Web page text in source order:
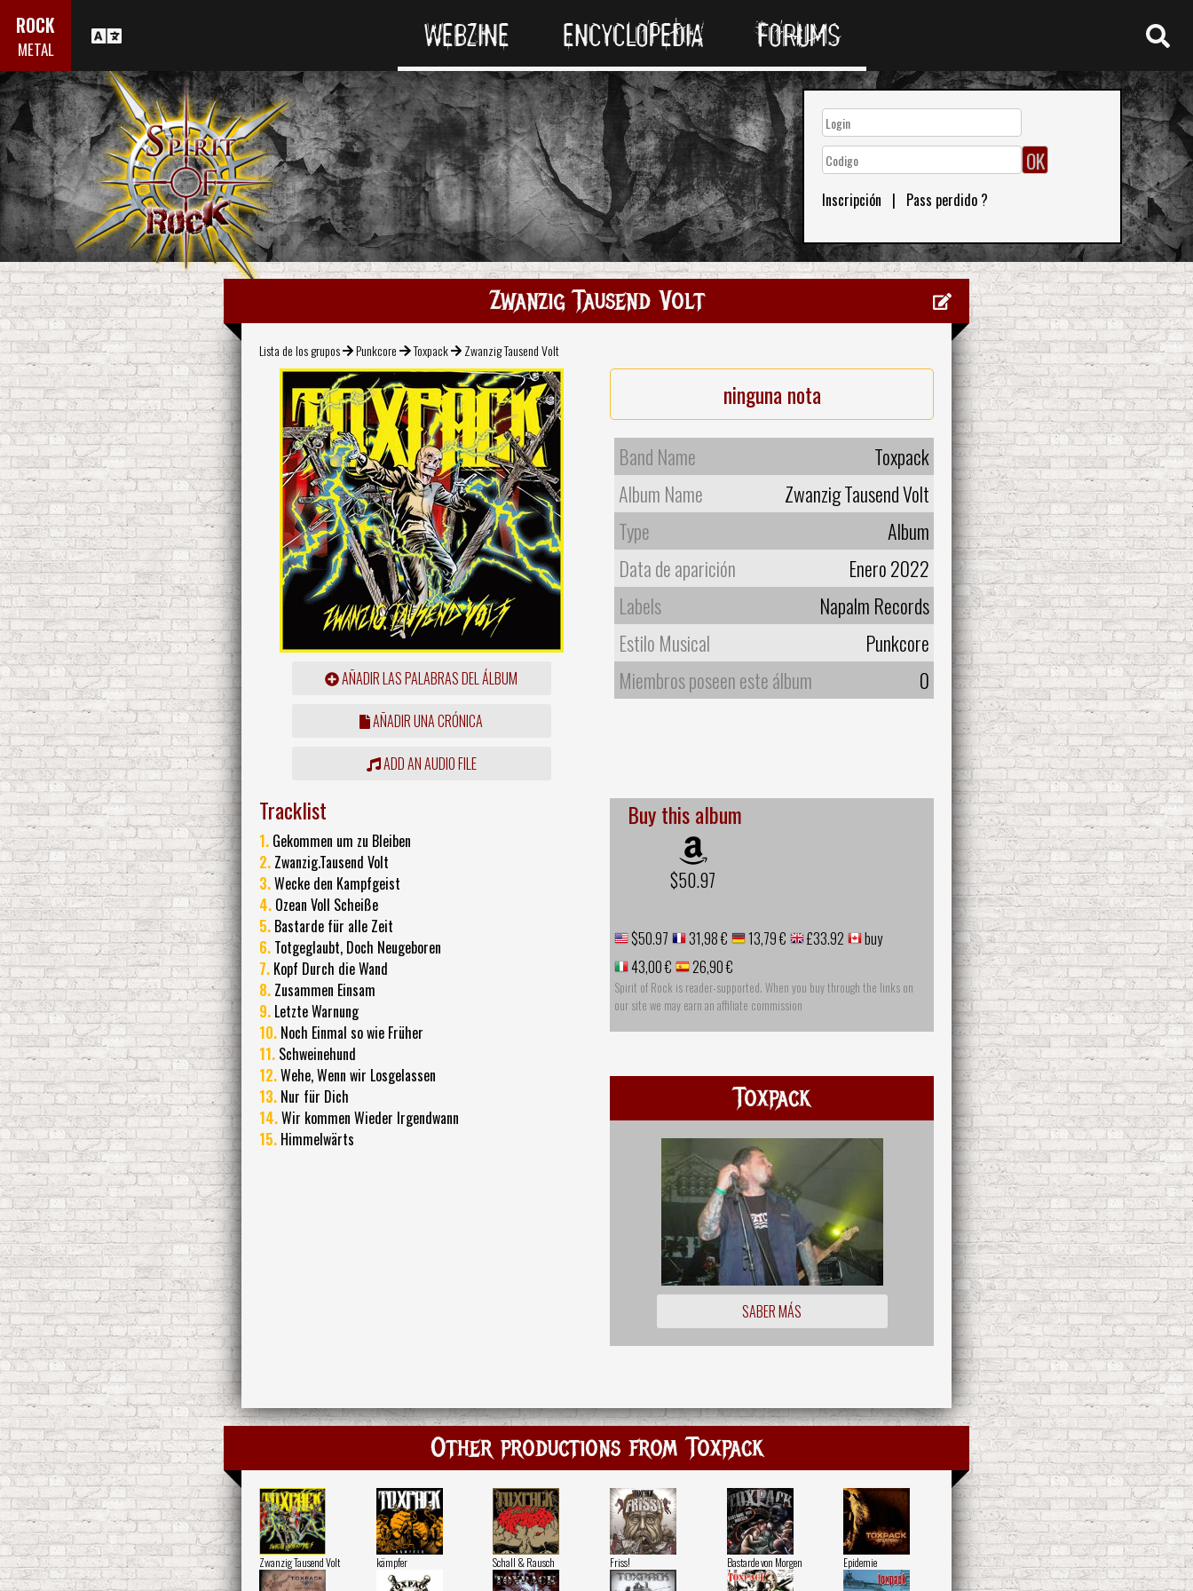
ROCK
METAL WEBZINE ENCYCLOPEDIA FORUMS
Inscripción | Pass perdido ?
Zwanzig Tausend Volt
Lista de los grupos Punkcore Toxpack Zwanzig Tausend Volt
AÑADIR LAS PALABRAS DEL ÁLBUM
AÑADIR UNA CRÓNICA
ADD AN AUDIO FILE
ninguna nota
Band Name
Toxpack
Album Name
Zwanzig Tausend Volt
Type
Album
Data de aparición
Enero 2022
Labels
Napalm Records
Estilo Musical
Punkcore
Miembros poseen este álbum
0
Tracklist
1. Gekommen um zu Bleiben
2. Zwanzig.Tausend Volt
3.Wecke den Kampfgeist
4. Ozean Voll Scheiße
5. Bastarde für alle Zeit
6. Totgeglaubt, Doch Neugeboren
7. Kopf Durch die Wand
8. Zusammen Einsam
9. Letzte Warnung
10. Noch Einmal so wie Früher
11. Schweinehund
12.Wehe, Wenn wir Losgelassen
13. Nur für Dich
14.Wir kommen Wieder Irgendwann
15. Himmelwärts
Buy this album
$50.97
$50.97 31,98 € 13,79 € £33.92
buy
43,00 €
26,90 €
Spirit of Rock is reader-supported. When you buy through the links on
our site we may earn an affiliate commission
Toxpack
SABER MÁS
Other productions from Toxpack
Zwanzig Tausend Volt kämpfer Schall & Rausch Friss! Bastarde von Morgen Epidemie